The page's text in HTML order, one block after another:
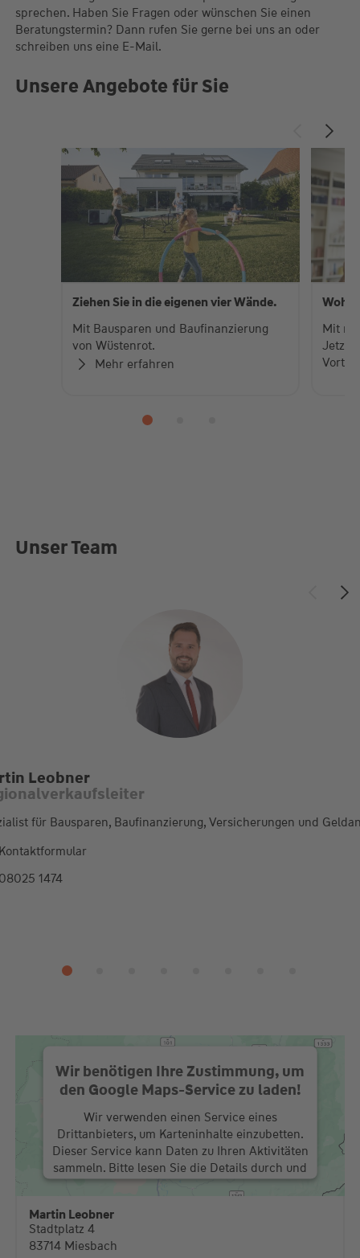
sprechen. Haben Sie Fragen oder wünschen Sie einen
Beratungstermin? Dann rufen Sie gerne bei uns an oder
schreiben uns eine E-Mail.
Unsere Angebote für Sie
Ziehen Sie in die eigenen vier Wände.
Mit Bausparen und Baufinanzierung
von Wüstenrot.
Mehr erfahren
Mit
Jetzt
Unser Team
Leobner
für Bausparen, Baufinanzierung, Versicherungen und
1474
Wir benötigen Ihre Zustimmung, um
den Google Maps-Service zu laden!
Wir verwenden einen Service eines
Drittanbieters, um Karteninhalte einzubetten.
Dieser Service kann Daten zu Ihren Aktivitäten
sammeln. Bitte lesen Sie die Details durch und
stimmen Sie der Nutzung des Service zu, um
diese Karte anzuzeigen.
Martin Leobner
Stadtplatz 4
83714 Miesbach